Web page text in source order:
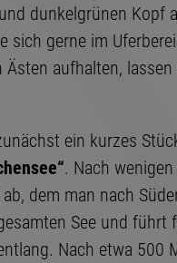
dunkelgrünen Kopf
sich gerne im
Ästen aufhalten,
ein kurzes
. Nach
dem man nach
See und führt
Nach etwa 500